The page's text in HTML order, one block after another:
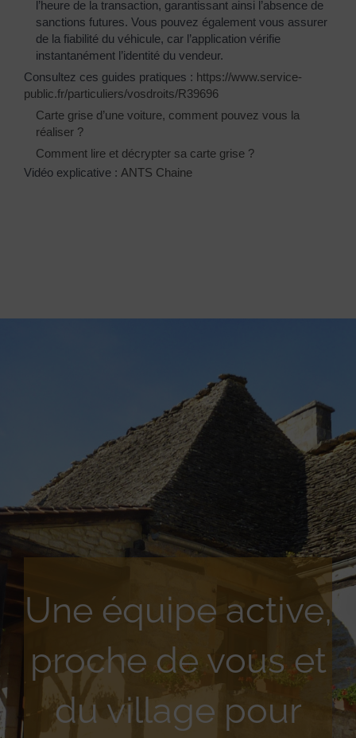
l’heure de la transaction, garantissant ainsi l’absence de
sanctions futures. Vous pouvez également vous assurer
de la fiabilité du véhicule, car l’application vérifie
instantanément l’identité du vendeur.
Consultez ces guides pratiques : https://www.service-
public.fr/particuliers/vosdroits/R39696
Carte grise d’une voiture, comment pouvez vous la
réaliser ?
Comment lire et décrypter sa carte grise ?
Vidéo explicative : ANTS Chaine
Une équipe active,
proche de vous et
du village pour